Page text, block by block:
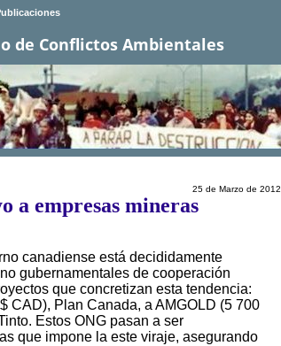
de Conflictos Ambientales
25 de Marzo de 2012
a empresas mineras
canadiense está decididamente
gubernamentales de cooperación
que concretizan esta tendencia:
CAD), Plan Canada, a AMGOLD (5 700
Estos ONG pasan a ser
que impone la este viraje, asegurando